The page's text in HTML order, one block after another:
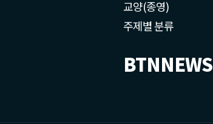
교양(종영)
주제별 분류
BTNNEWS